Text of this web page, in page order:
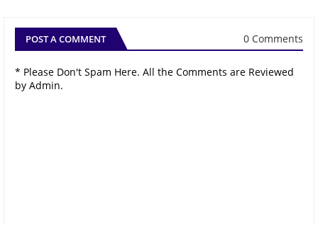
POST A COMMENT 0 Comments
* Please Don't Spam Here. All the Comments are Reviewed
by Admin.